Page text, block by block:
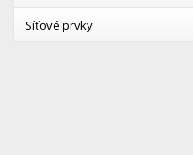
Síťové prvky